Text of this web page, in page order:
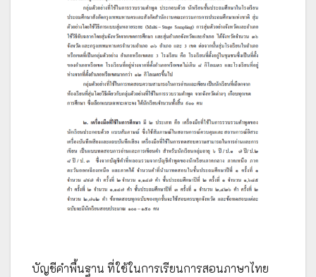
บัญชีคำพื้นฐาน ที่ใช้ในการเรียนการสอนภาษาไทย